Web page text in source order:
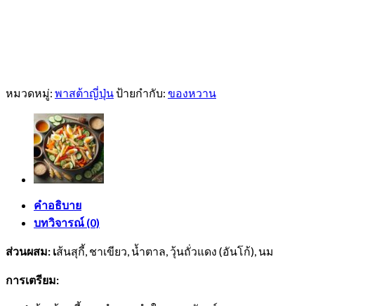
หมวดหมู่: พาสต้าญี่ปุ่นป้ายกำกับ: ของหวาน
คำอธิบาย
บทวิจารณ์ (0)
ส่วนผสม: เส้นสุกี้, ชาเขียว, น้ำตาล, วุ้นถั่วแดง (อันโก้), นม
การเตรียม: